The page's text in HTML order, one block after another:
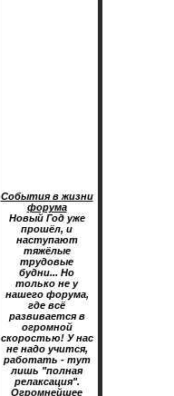
События в жизни
форума
Новый Год уже
прошёл, и
наступают
тяжёлые
трудовые
будни... Но
только не у
нашего форума,
где всё
развивается в
огромной
скоростью! У нас
не надо учится,
работать - тут
лишь "полная
релаксация".
Огромнейшее